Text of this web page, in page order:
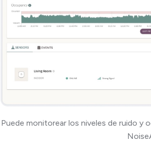
Puede monitorear los niveles de ruido y